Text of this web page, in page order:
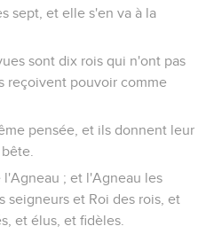
sept, et elle s'en va à la
sont dix rois qui n'ont pas
reçoivent pouvoir comme
pensée, et ils donnent leur
; et l'Agneau les
seigneurs et Roi des rois, et
et élus, et fidèles.